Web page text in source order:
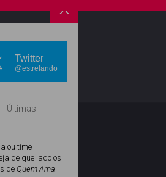
X
Twitter
@estrelando
Últimas
ou time
de que lado os
de Quem Ama